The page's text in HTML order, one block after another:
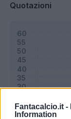
Fantacalcio.it -
Information
Quotazioni